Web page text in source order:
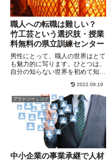
職人への転職は難しい？
竹工芸という選択肢・授業
料無料の県立訓練センター
男性にとって、職人の世界はとて
も魅力的に写ります。ひとつは、
自分の知らない世界を初めて知る
いという願望、もしかしたらライ
フワークに・・・。TVや動画を
通じて紹介される職人技に、外国
人も魅了されていることは、某
T...
2022.09.19
アウトソーシング
中小企業の事業承継で人材